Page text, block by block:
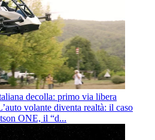
decolla: primo via libera
volante diventa realtà: il caso
ONE, il “d...